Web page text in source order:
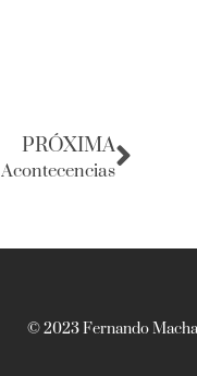
PRÓXIMA
Acontecencias
© 2023 Fernando